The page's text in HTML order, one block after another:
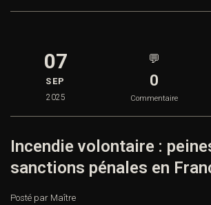
07
SEP
2025
💬
0
Commentaire
Incendie volontaire :
sanctions pénales en
Posté par Maître